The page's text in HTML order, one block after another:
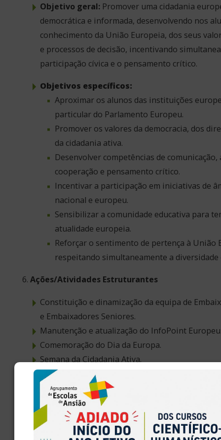
Objetivo geral: Promover uma cidadania
democrática e informada, desenvolvendo nos
conhecimento da União Europeia, dos seus
e processos de decisão, incentivando
participação cívica e o pensamento crítico.
Objetivos específicos:
Aproximar os alunos das instituições
particular do Parlamento Europeu.
Promover os valores da democracia, dos
da cidadania ativa.
Desenvolver competências de
cooperação e pensamento crítico.
Incentivar a participação em iniciativas de
nacional e europeu.
Sensibilizar a comunidade educativa para
atualidade europeia.
Reforçar o sentimento de pertença à União
respeitando simultaneamente a diversidade
Ações/Atividades Estruturantes
Constituição e dinamização da equipa de
e Embaixadores Seniores.
Manutenção e atualização do InfoPoint
Comemoração do Dia da Europa.
Semana da Cidadania Ativa.
Comemoração do Dia Internacional dos
Comemoração do Dia Internacional em
Holocausto.
Debates, exposições, campanhas de
sobre temas europeus.